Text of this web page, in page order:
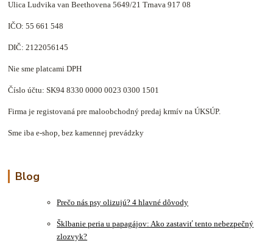
Ulica Ludvika van Beethovena 5649/21 Trnava 917 08
IČO: 55 661 548
DIČ: 2122056145
Nie sme platcami DPH
Číslo účtu: SK94 8330 0000 0023 0300 1501
Firma je registovaná pre maloobchodný predaj krmív na ÚKSÚP.
Sme iba e-shop, bez kamennej prevádzky
Blog
Prečo nás psy olizujú? 4 hlavné dôvody
Šklbanie peria u papagájov: Ako zastaviť tento nebezpečný
zlozvyk?